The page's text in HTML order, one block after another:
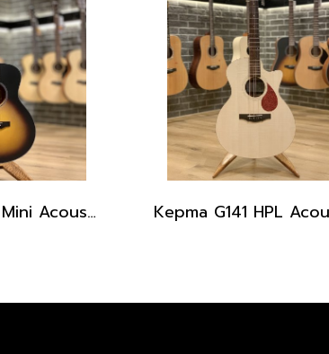
Kepma ES36 Mini Acoustic Guitar with gig bag, Sunburst